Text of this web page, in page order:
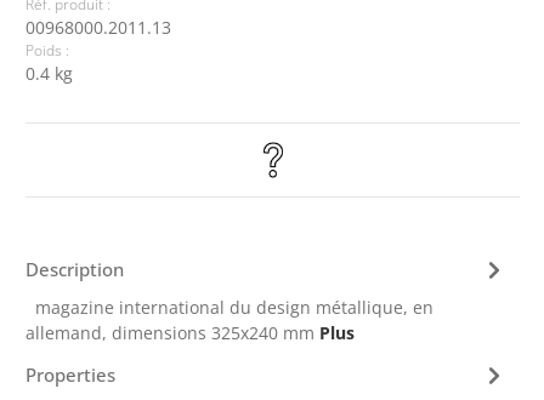
Réf. produit :
00968000.2011.13
Poids :
0.4 kg
Description
magazine international du design métallique, en
allemand, dimensions 325x240 mm Plus
Properties